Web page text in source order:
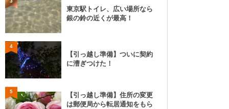
東京駅トイレ、広い場所なら
銀の鈴の近くが最高！
4
【引っ越し準備】ついに契約
に漕ぎつけた！
5
【引っ越し準備】住所の変更
は郵便局から転居通知をもら